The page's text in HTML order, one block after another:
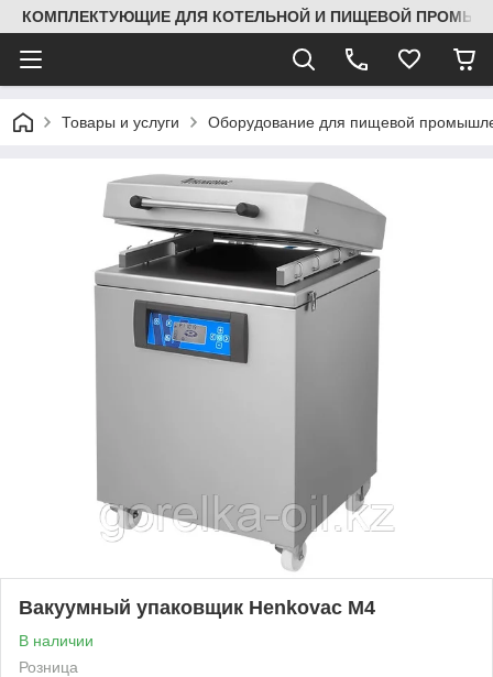
КОМПЛЕКТУЮЩИЕ ДЛЯ КОТЕЛЬНОЙ И ПИЩЕВОЙ
Товары и услуги Оборудование для пищевой
Вакуумный упаковщик Henkovac M4
В наличии
Розница